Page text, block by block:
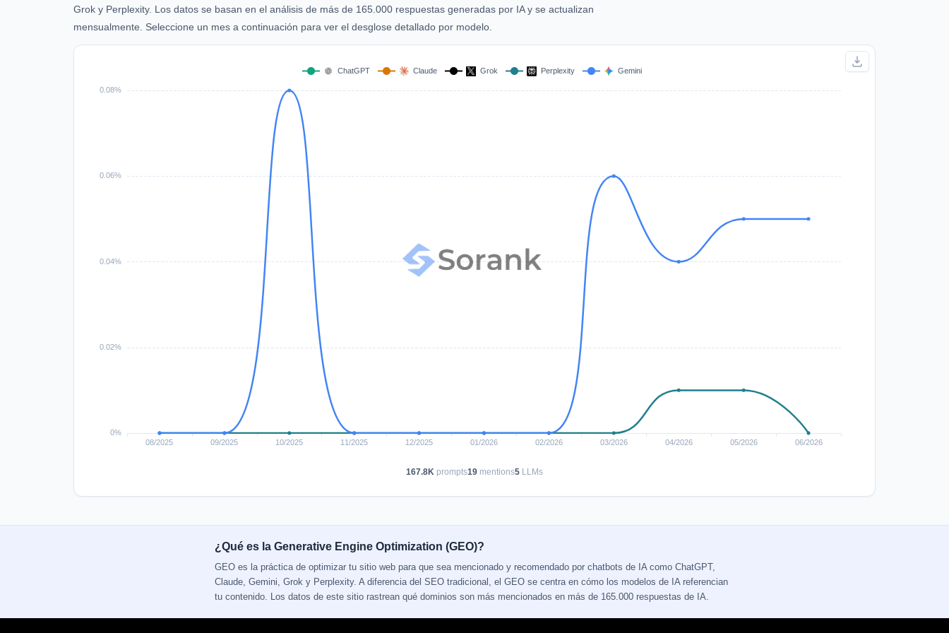
Grok y Perplexity. Los datos se basan en el análisis de más de 165.000 respuestas generadas por IA y se actualizan
mensualmente. Seleccione un mes a continuación para ver el desglose detallado por modelo.
167.8K prompts19 mentions5 LLMs
¿Qué es la Generative Engine Optimization (GEO)?
GEO es la práctica de optimizar tu sitio web para que sea mencionado y recomendado por chatbots de IA como ChatGPT,
Claude, Gemini, Grok y Perplexity. A diferencia del SEO tradicional, el GEO se centra en cómo los modelos de IA referencian
tu contenido. Los datos de este sitio rastrean qué dominios son más mencionados en más de 165.000 respuestas de IA.